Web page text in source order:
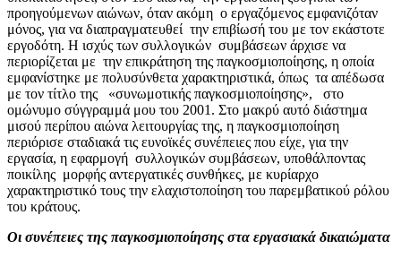
προηγούμενων αιώνων, όταν ακόμη ο εργαζόμενος εμφανιζόταν
μόνος, για να διαπραγματευθεί την επιβίωσή του με τον εκάστοτε
εργοδότη. Η ισχύς των συλλογικών συμβάσεων άρχισε να
περιορίζεται με την επικράτηση της παγκοσμιοποίησης, η οποία
εμφανίστηκε με πολυσύνθετα χαρακτηριστικά, όπως τα απέδωσα
με τον τίτλο της «συνωμοτικής παγκοσμιοποίησης», στο
ομώνυμο σύγγραμμά μου του 2001. Στο μακρύ αυτό διάστημα
μισού περίπου αιώνα λειτουργίας της, η παγκοσμιοποίηση
περιόρισε σταδιακά τις ευνοϊκές συνέπειες που είχε, για την
εργασία, η εφαρμογή συλλογικών συμβάσεων, υποθάλποντας
ποικίλης μορφής αντεργατικές συνθήκες, με κυρίαρχο
χαρακτηριστικό τους την ελαχιστοποίηση του παρεμβατικού ρόλου
του κράτους.
Οι συνέπειες της παγκοσμιοποίησης στα εργασιακά δικαιώματα